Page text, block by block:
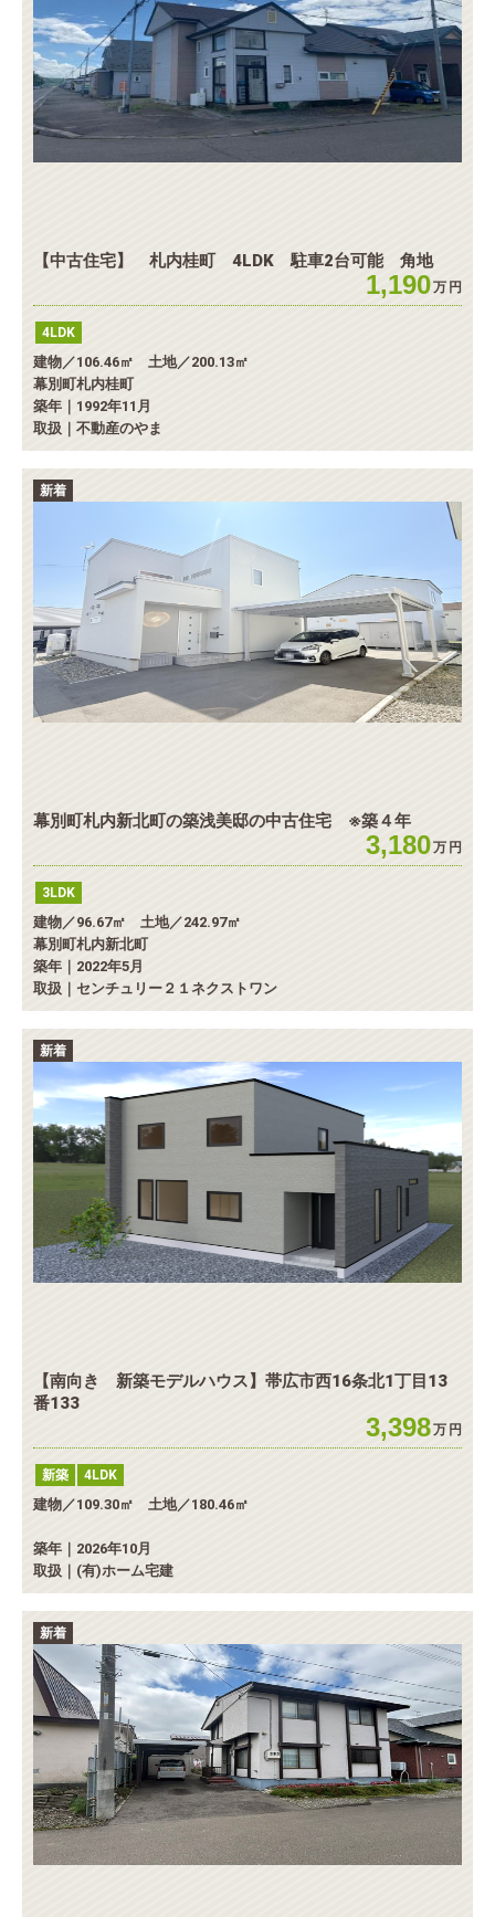
【中古住宅】 札内桂町 4LDK 駐車2台可能 角地
1,190万 円
4LDK
建物／106.46㎡ 土地／200.13㎡
幕別町札内桂町
築年｜1992年11月
取扱｜不動産のやま
新着
幕別町札内新北町の築浅美邸の中古住宅 ※築４年
3,180万 円
3LDK
建物／96.67㎡ 土地／242.97㎡
幕別町札内新北町
築年｜2022年5月
取扱｜センチュリー２１ネクストワン
新着
【南向き 新築モデルハウス】帯広市西16条北1丁目13
番133
3,398万 円
新築 4LDK
建物／109.30㎡ 土地／180.46㎡
築年｜2026年10月
取扱｜(有)ホーム宅建
新着